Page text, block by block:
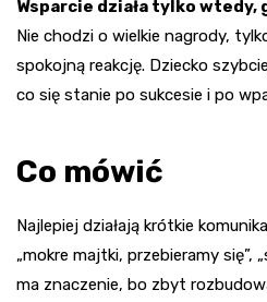
Wsparcie działa tylko
Nie chodzi o wielkie nagrody,
spokojną reakcję. Dziecko
co się stanie po sukcesie i po
Co mówić
Najlepiej działają krótkie
„mokre majtki, przebieramy się”,
ma znaczenie, bo zbyt